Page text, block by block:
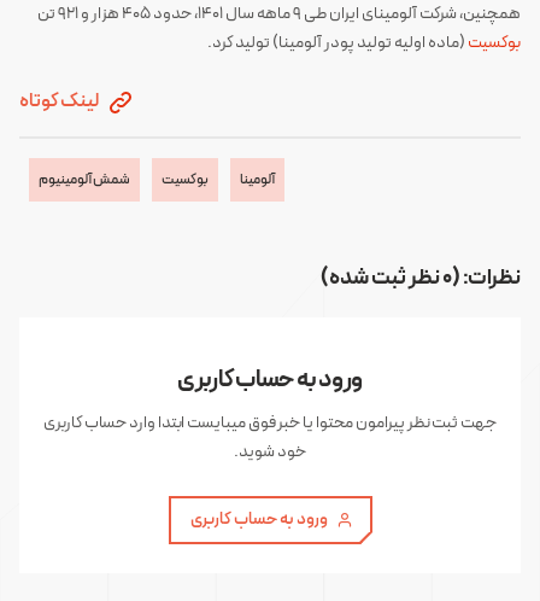
همچنین، شرکت آلومینای ایران طی 9 ماهه سال 1401، حدود 405 هزار و 921 تن
بوکسیت(ماده اولیه تولید پودر آلومینا) تولید کرد.
لینک کوتاه
آلومینا بوکسیت شمش آلومینیوم
نظرات: (0 نظر ثبت شده)
ورود به حساب کاربری
جهت ثبت نظر پیرامون محتوا یا خبر فوق میبایست ابتدا وارد حساب کاربری
خود شوید.
ورود به حساب کاربری